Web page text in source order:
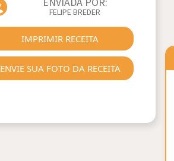
FELIPE BREDER
IMPRIMIR RECEITA
ENVIE SUA FOTO DA RECEITA